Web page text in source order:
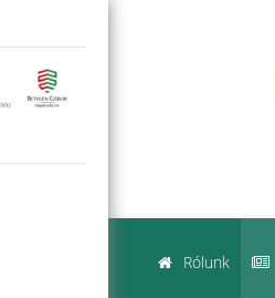
Rólunk